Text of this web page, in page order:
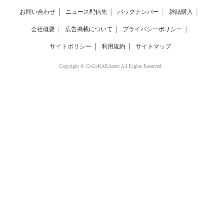
お問い合わせ ニュース配信先 バックナンバー 雑誌購入
会社概要 広告掲載について プライバシーポリシー
サイトポリシー 利用規約 サイトマップ
Copyright © CoCoKARAnext All Rights Reserved.